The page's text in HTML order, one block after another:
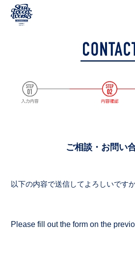
ご相談・お問い
以下の内容で送信してよろしいです
Please fill out the form on the